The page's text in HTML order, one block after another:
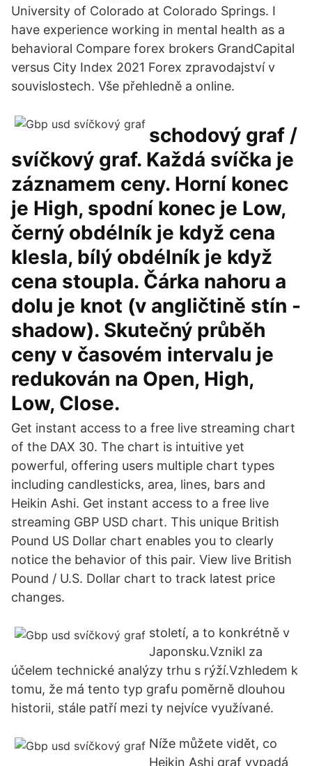
University of Colorado at Colorado Springs. I
have experience working in mental health as a
behavioral Сompare forex brokers GrandCapital
versus City Index 2021 Forex zpravodajství v
souvislostech. Vše přehledně a online.
schodový graf /
svíčkový graf. Každá svíčka je
záznamem ceny. Horní konec
je High, spodní konec je Low,
černý obdélník je když cena
klesla, bílý obdélník je když
cena stoupla. Čárka nahoru a
dolu je knot (v angličtině stín -
shadow). Skutečný průběh
ceny v časovém intervalu je
redukován na Open, High,
Low, Close.
Get instant access to a free live streaming chart
of the DAX 30. The chart is intuitive yet
powerful, offering users multiple chart types
including candlesticks, area, lines, bars and
Heikin Ashi. Get instant access to a free live
streaming GBP USD chart. This unique British
Pound US Dollar chart enables you to clearly
notice the behavior of this pair. View live British
Pound / U.S. Dollar chart to track latest price
changes.
století, a to konkrétně v
Japonsku.Vznikl za
účelem technické analýzy trhu s rýží.Vzhledem k
tomu, že má tento typ grafu poměrně dlouhou
historii, stále patří mezi ty nejvíce využívané.
Níže můžete vidět, co
Heikin Ashi graf vypadá